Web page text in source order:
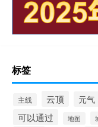
标签
主线 云顶 元气
可以通过 地图